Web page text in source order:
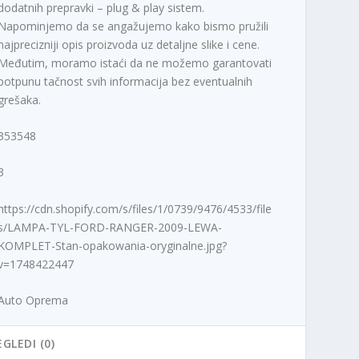
prepravki – plug & play sistem.
da se angažujemo kako bismo pružili
opis proizvoda uz detaljne slike i cene.
moramo istaći da ne možemo garantovati
tačnost svih informacija bez eventualnih
cdn.shopify.com/s/files/1/0739/9476/4533/file
LAMPA-TYL-FORD-RANGER-2009-LEWA-
Stan-opakowania-oryginalne.jpg?
Oprema
(0)